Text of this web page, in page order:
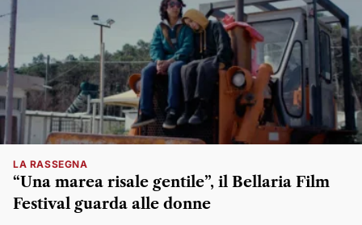
LA RASSEGNA
“Una marea risale gentile”, il Bellaria Film
Festival guarda alle donne